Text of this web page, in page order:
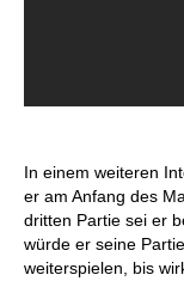
In einem weiteren
er am Anfang des
dritten Partie sei er
würde er seine
weiterspielen, bis